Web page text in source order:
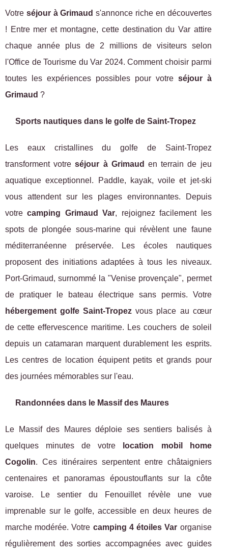
Votre séjour à Grimaud s'annonce riche en découvertes
! Entre mer et montagne, cette destination du Var attire
chaque année plus de 2 millions de visiteurs selon
l'Office de Tourisme du Var 2024. Comment choisir parmi
toutes les expériences possibles pour votre séjour à
Grimaud ?
Sports nautiques dans le golfe de Saint-Tropez
Les eaux cristallines du golfe de Saint-Tropez
transforment votreséjour à Grimaud en terrain de jeu
aquatique exceptionnel. Paddle, kayak, voile et jet-ski
vous attendent sur les plages environnantes. Depuis
votrecamping Grimaud Var, rejoignez facilement les
spots de plongée sous-marine qui révèlent une faune
méditerranéenne préservée. Les écoles nautiques
proposent des initiations adaptées à tous les niveaux.
Port-Grimaud, surnommé la "Venise provençale", permet
de pratiquer le bateau électrique sans permis. Votre
hébergement golfe Saint-Tropez vous place au cœur
de cette effervescence maritime. Les couchers de soleil
depuis un catamaran marquent durablement les esprits.
Les centres de location équipent petits et grands pour
des journées mémorables sur l'eau.
Randonnées dans le Massif des Maures
Le Massif des Maures déploie ses sentiers balisés à
quelques minutes de votre
location mobil home
Cogolin. Ces itinéraires serpentent entre châtaigniers
centenaires et panoramas époustouflants sur la côte
varoise. Le sentier du Fenouillet révèle une vue
imprenable sur le golfe, accessible en deux heures de
marche modérée. Votre camping 4 étoiles Var organise
régulièrement des sorties accompagnées avec guides